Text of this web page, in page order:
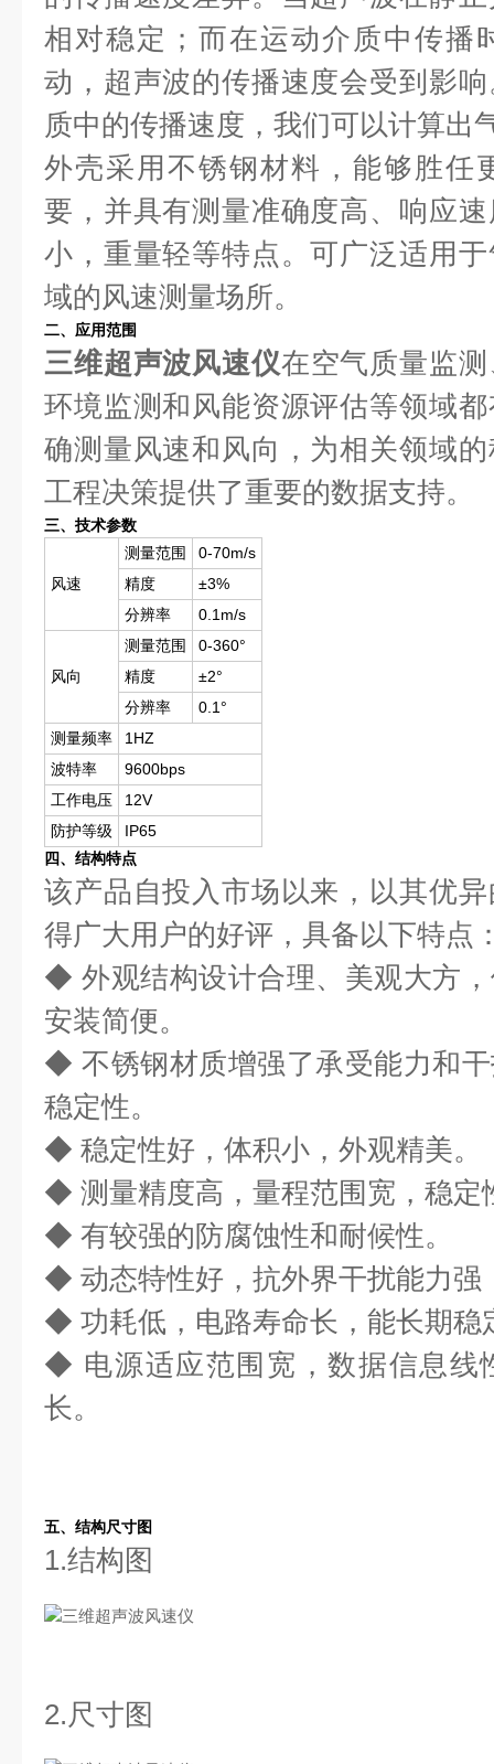
相对稳定；而在运动介质中传播
动，超声波的传播速度会受到影
质中的传播速度，我们可以计算出
外壳采用不锈钢材料，能够胜任
要，并具有测量准确度高、响应
小，重量轻等特点。可广泛适用
域的风速测量场所。
二、应用范围
三维超声波风速仪在空气质量监
环境监测和风能资源评估等领域
确测量风速和风向，为相关领域
工程决策提供了重要的数据支持。
三、技术参数
风速
测量范围
0-70m/s
精度
±3%
分辨率
0.1m/s
风向
测量范围
0-360°
精度
±2°
分辨率
0.1°
测量频率
1HZ
波特率
9600bps
工作电压
12V
防护等级
IP65
四、结构特点
该产品自投入市场以来，以其优
得广大用户的好评，具备以下特点
◆ 外观结构设计合理、美观大方
安装简便。
◆ 不锈钢材质增强了承受能力和
稳定性。
◆ 稳定性好，体积小，外观精美。
◆ 测量精度高，量程范围宽，稳定
◆ 有较强的防腐蚀性和耐候性。
◆ 动态特性好，抗外界干扰能力强
◆ 功耗低，电路寿命长，能长期稳
◆ 电源适应范围宽，数据信息线
长。
五、结构尺寸图
1.结构图
2.尺寸图